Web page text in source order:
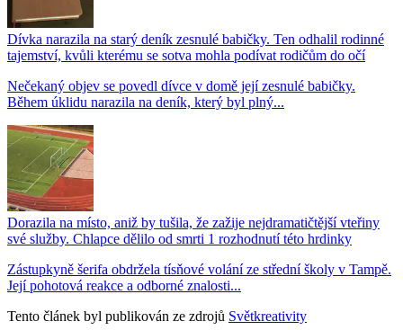
Dívka narazila na starý deník zesnulé babičky. Ten odhalil rodinné
tajemství, kvůli kterému se sotva mohla podívat rodičům do očí
Nečekaný objev se povedl dívce v domě její zesnulé babičky.
Během úklidu narazila na deník, který byl plný...
Dorazila na místo, aniž by tušila, že zažije nejdramatičtější vteřiny
své služby. Chlapce dělilo od smrti 1 rozhodnutí této hrdinky
Zástupkyně šerifa obdržela tísňové volání ze střední školy v Tampě.
Její pohotová reakce a odborné znalosti...
Tento článek byl publikován ze zdrojů Světkreativity